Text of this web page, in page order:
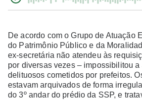
De acordo com o Grupo de Atuação
do Patrimônio Público e da
ex-secretária não atendeu às
por diversas vezes – impossibilitou
delituosos cometidos por prefeitos.
estavam arquivados de forma
do 3º andar do prédio da SSP, e